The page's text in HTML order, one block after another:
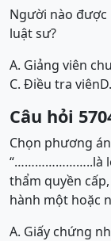
Người nào
luật sư?
A. Giảng viên
C. Điều tra viên
Câu hỏi
Chọn phương
“…………………..là
thẩm quyền
hành một hoặc
A. Giấy chứng